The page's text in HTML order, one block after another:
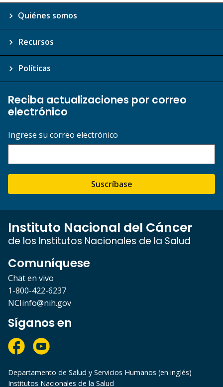
Quiénes somos
Recursos
Políticas
Reciba actualizaciones por correo
electrónico
Ingrese su correo electrónico
Suscríbase
Instituto Nacional del Cáncer
de los Institutos Nacionales de la Salud
Comuníquese
Chat en vivo
1-800-422-6237
NCIinfo@nih.gov
Síganos en
Departamento de Salud y Servicios Humanos (en inglés)
Institutos Nacionales de la Salud